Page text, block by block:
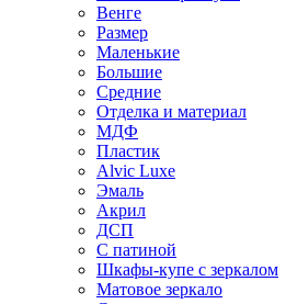
Венге
Размер
Маленькие
Большие
Средние
Отделка и материал
МДФ
Пластик
Alvic Luxe
Эмаль
Акрил
ДСП
С патиной
Шкафы-купе с зеркалом
Матовое зеркало